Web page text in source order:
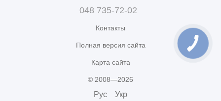
048 735-72-02
Контакты
Полная версия сайта
Карта сайта
© 2008—2026
Рус Укр